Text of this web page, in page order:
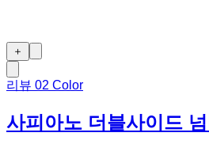
＋
리뷰 02 Color
사피아노 더블사이드